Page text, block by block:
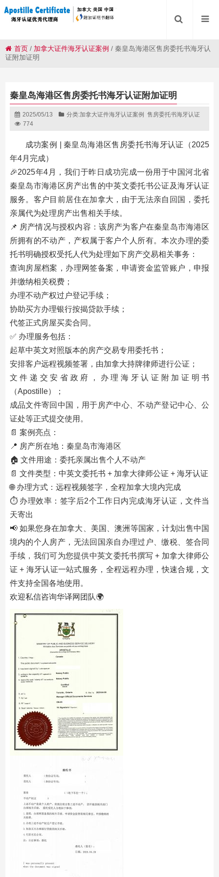
首页 / 加拿大证件海牙认证案例 / 秦皇岛海港区售房委托书海牙认
证附加证明
秦皇岛海港区售房委托书海牙认证附加证明
2025/05/13 分类:加拿大证件海牙认证案例 售房委托书海牙认证
774
成功案例 | 秦皇岛海港区售房委托书海牙认证（2025
年4月完成）
🎉2025年4月，我们于昨日成功完成一份用于中国河北省
秦皇岛市海港区房产出售的中英文委托书公证及海牙认证
服务。客户目前居住在加拿大，由于无法亲自回国，委托
亲属代为处理房产出售相关手续。
📌 房产情况与授权内容：该房产为客户在秦皇岛市海港区
所拥有的不动产，产权属于客户个人所有。本次办理的委
托书明确授权受托人代为处理如下房产交易相关事务：
查询房屋档案，办理网签备案，申请资金监管账户，申报
并缴纳相关税费；
办理不动产权过户登记手续；
协助买方办理银行按揭贷款手续；
代签正式房屋买卖合同。
✅ 办理服务包括：
起草中英文对照版本的房产交易专用委托书；
安排客户远程视频签署，由加拿大持牌律师进行公证；
文件递交安省政府，办理海牙认证附加证明书
（Apostille）；
成品文件寄回中国，用于房产中心、不动产登记中心、公
证处等正式提交使用。
📄 案例亮点：
📍 房产所在地：秦皇岛市海港区
🏠 文件用途：委托亲属出售个人不动产
📄 文件类型：中英文委托书 + 加拿大律师公证 + 海牙认证
🌐 办理方式：远程视频签字，全程加拿大境内完成
⏱ 办理效率：签字后2个工作日内完成海牙认证，文件当
天寄出
📢 如果您身在加拿大、美国、澳洲等国家，计划出售中国
境内的个人房产，无法回国亲自办理过户、缴税、签合同
手续，我们可为您提供中英文委托书撰写 + 加拿大律师公
证 + 海牙认证一站式服务，全程远程办理，快速合规，文
件支持全国各地使用。
欢迎私信咨询华译网团队🌍